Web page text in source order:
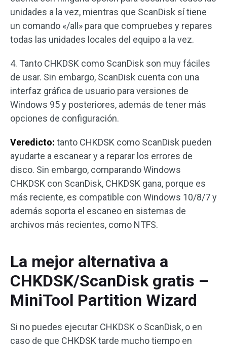
unidades a la vez, mientras que ScanDisk sí tiene
un comando «/all» para que compruebes y repares
todas las unidades locales del equipo a la vez.
4. Tanto CHKDSK como ScanDisk son muy fáciles
de usar. Sin embargo, ScanDisk cuenta con una
interfaz gráfica de usuario para versiones de
Windows 95 y posteriores, además de tener más
opciones de configuración.
Veredicto: tanto CHKDSK como ScanDisk pueden
ayudarte a escanear y a reparar los errores de
disco. Sin embargo, comparando Windows
CHKDSK con ScanDisk, CHKDSK gana, porque es
más reciente, es compatible con Windows 10/8/7 y
además soporta el escaneo en sistemas de
archivos más recientes, como NTFS.
La mejor alternativa a
CHKDSK/ScanDisk gratis –
MiniTool Partition Wizard
Si no puedes ejecutar CHKDSK o ScanDisk, o en
caso de que CHKDSK tarde mucho tiempo en